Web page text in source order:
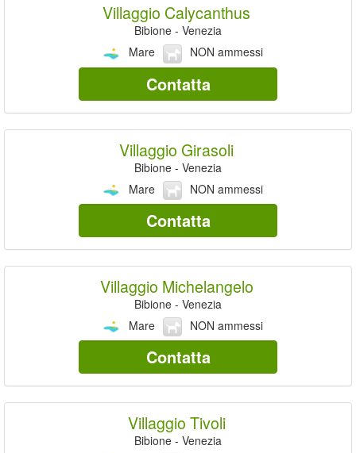
Villaggio Calycanthus
Bibione - Venezia
Mare
NON ammessi
Contatta
Villaggio Girasoli
Bibione - Venezia
Mare
NON ammessi
Contatta
Villaggio Michelangelo
Bibione - Venezia
Mare
NON ammessi
Contatta
Villaggio Tivoli
Bibione - Venezia